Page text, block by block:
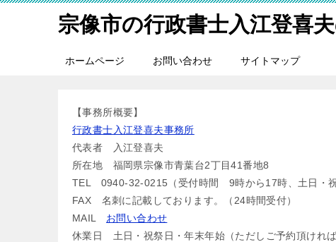
宗像市の行政書士入江登喜
ホームページ お問い合わせ サイトマップ
【事務所概要】
行政書士入江登喜夫事務所
代表者 入江登喜夫
所在地 福岡県宗像市青葉台2丁目41番地8
TEL 0940-32-0215（受付時間 9時から17時、土日・祝
FAX 名刺に記載しております。（24時間受付）
MAIL お問い合わせ
休業日 土日・祝祭日・年末年始（ただしご予約頂ければ